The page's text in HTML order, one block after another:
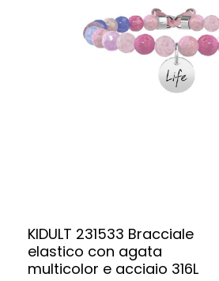
KIDULT 231533 Bracciale
elastico con agata
multicolor e acciaio 316L